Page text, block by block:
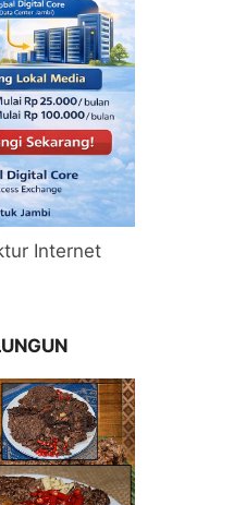
Internet